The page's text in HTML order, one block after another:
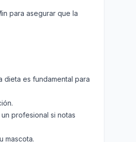
para asegurar que la
dieta es fundamental para
profesional si notas
mascota.